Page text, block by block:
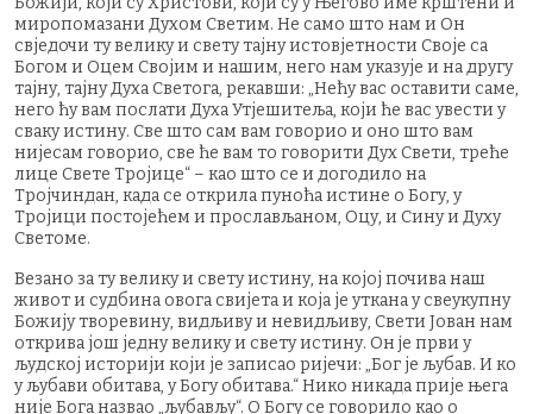
миропомазани Духом Светим. Не само што нам и Он
свједочи ту велику и свету тајну истовјетности Своје са
Богом и Оцем Својим и нашим, него нам указује и на другу
тајну, тајну Духа Светога, рекавши: „Нећу вас оставити саме,
него ћу вам послати Духа Утјешитеља, који ће вас увести у
сваку истину. Све што сам вам говорио и оно што вам
нијесам говорио, све ће вам то говорити Дух Свети, треће
лице Свете Тројице“ – као што се и догодило на
Тројчиндан, када се открила пуноћа истине о Богу, у
Тројици постојећем и прослављаном, Оцу, и Сину и Духу
Светоме.
Везано за ту велику и свету истину, на којој почива наш
живот и судбина овога свијета и која је уткана у свеукупну
Божију творевину, видљиву и невидљиву, Свети Јован нам
открива још једну велику и свету истину. Он je први y
људској историји који је записао ријечи: „Бог је љубав. И ко
у љубави обитава, у Богу обитава.“ Нико никада прије њега
није Бога назвао „љубављу“. О Богу се говорило као о